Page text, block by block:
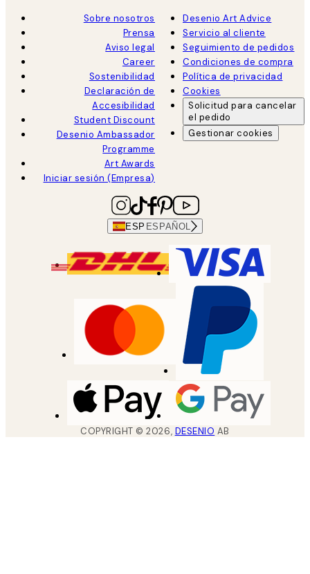
Sobre nosotros
Prensa
Aviso legal
Career
Sostenibilidad
Declaración de
Accesibilidad
Student Discount
Desenio Ambassador
Programme
Art Awards
Iniciar sesión (Empresa)
Desenio Art Advice
Servicio al cliente
Seguimiento de pedidos
Condiciones de compra
Política de privacidad
Cookies
Solicitud para cancelar
el pedido
Gestionar cookies
ESP ESPAÑOL
COPYRIGHT ©2026, DESENIO AB